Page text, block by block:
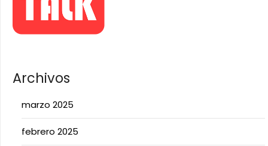
Archivos
marzo 2025
febrero 2025